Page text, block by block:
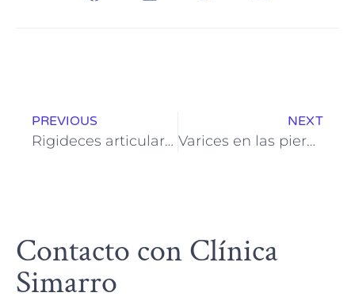
PREVIOUS
Rigideces articulares: Causas, síntomas y cómo mejorar la movilidad
NEXT
Varices en las piernas: Causas, síntomas y tratamientos para mejorar la circulación
Contacto con Clínica
Simarro